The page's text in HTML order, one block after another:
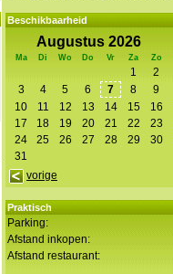
Beschikbaarheid
Augustus 2026
Ma Di Wo Do Vr Za Zo
1
2
3
4 5 6 7 8
9
10
11 12 13 14 15
16
17
18 19 20 21 22
23
24
25 26 27 28 29
30
31
vorige
Praktisch
Parking:
Afstand inkopen:
Afstand restaurant: